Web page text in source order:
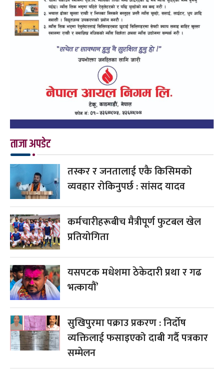
ताजा अपडेट
तस्कर र जनतालाई एकै किसिमको
व्यवहार रोकिनुपर्छ : सांसद यादव
कर्मचारीहरूबीच मैत्रीपूर्ण फुटबल खेल
प्रतियोगिता
यसपटक मधेशमा ठेकेदारी प्रथा र गढ
भत्कायौं’
सुखिपुरमा पक्राउ प्रकरण : निर्दोष
व्यक्तिलाई फसाइएको दाबी गर्दै पत्रकार
सम्मेलन